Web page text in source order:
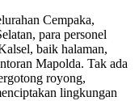
Cempaka,
para personel
baik halaman,
Mapolda. Tak ada
royong,
lingkungan